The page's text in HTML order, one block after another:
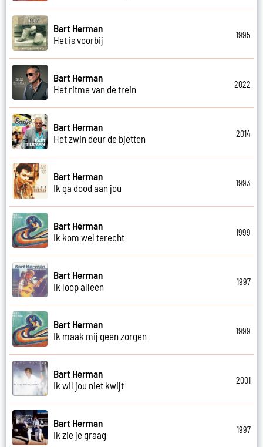
Bart Herman
Het is voorbij
1995
Bart Herman
Het ritme van de trein
2022
Bart Herman
Het zwin deur de bjetten
2014
Bart Herman
Ik ga dood aan jou
1993
Bart Herman
Ik kom wel terecht
1999
Bart Herman
Ik loop alleen
1997
Bart Herman
Ik maak mij geen zorgen
1999
Bart Herman
Ik wil jou niet kwijt
2001
Bart Herman
Ik zie je graag
1997